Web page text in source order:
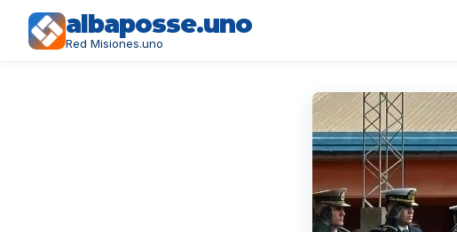
albaposse.uno
Red Misiones.uno